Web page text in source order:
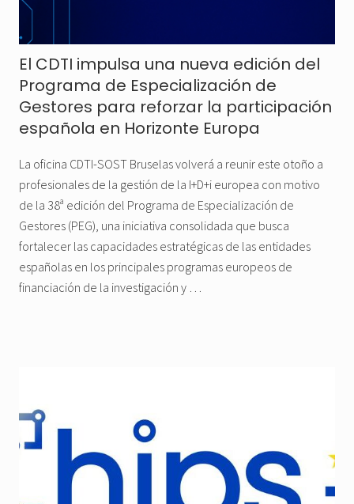
El CDTI impulsa una nueva edición del
Programa de Especialización de
Gestores para reforzar la participación
española en Horizonte Europa
La oficina CDTI-SOST Bruselas volverá a reunir este otoño a
profesionales de la gestión de la I+D+i europea con motivo
de la 38ª edición del Programa de Especialización de
Gestores (PEG), una iniciativa consolidada que busca
fortalecer las capacidades estratégicas de las entidades
españolas en los principales programas europeos de
financiación de la investigación y …